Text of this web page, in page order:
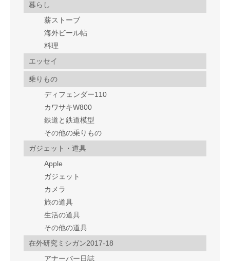
暮らし
薪ストーブ
海外ビール帖
料理
エッセイ
乗りもの
ディフェンダー110
カワサキW800
鉄道と鉄道模型
その他の乗りもの
ガジェット・道具
Apple
ガジェット
カメラ
旅の道具
生活の道具
その他の道具
在外研究ミシガン2017-18
アナーバー日誌